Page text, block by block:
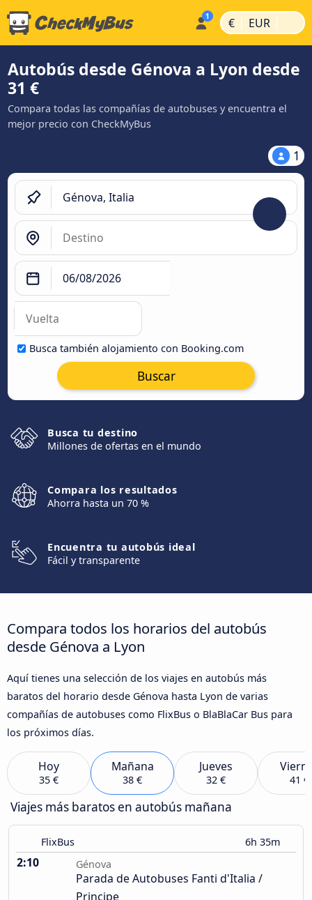
€ | EUR |
Autobús desde Génova a Lyon desde
31 €
Compara todas las compañías de autobuses y encuentra el
mejor precio con CheckMyBus
1
Busca también alojamiento con Booking.com
Buscar
Busca tu destino
Millones de ofertas en el mundo
Compara los resultados
Ahorra hasta un 70 %
Encuentra tu autobús ideal
Fácil y transparente
Compara todos los horarios del autobús
desde Génova a Lyon
Aquí tienes una selección de los viajes en autobús más
baratos del horario desde Génova hasta Lyon de varias
compañías de autobuses como FlixBus o BlaBlaCar Bus para
los próximos días.
Hoy
35 €
Mañana
38 €
Jueves
32 € 41 €
Viajes más baratos en autobús mañana
FlixBus 6h 35m
2:10 Génova
Parada de Autobuses Fanti d'Italia /
Principe